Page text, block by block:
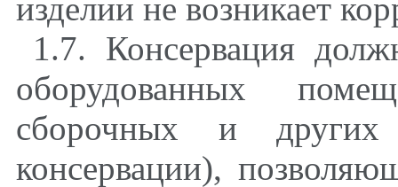
изделии не возникает
1.7. Консервация
оборудованных
сборочных и
консервации),